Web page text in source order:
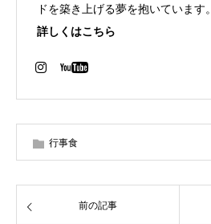
ドを築き上げる夢を抱いています。
詳しくはこちら
行事食
前の記事